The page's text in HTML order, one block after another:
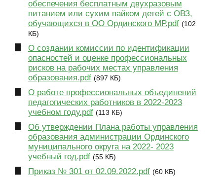
обеспечения бесплатным двухразовым
питанием или сухим пайком детей с ОВЗ,
обучающихся в ОО Ординского МР.pdf (102
КБ)
О создании комиссии по идентификации
опасностей и оценке профессиональных
рисков на рабочих местах управления
образования.pdf (897 КБ)
О работе профессиональных объединений
педагогических работников в 2022-2023
учебном году.pdf (113 КБ)
Об утверждении Плана работы управления
образования администрации Ординского
муниципального округа на 2022- 2023
учебный год.pdf (55 КБ)
Приказ № 301 от 02.09.2022.pdf (60 КБ)